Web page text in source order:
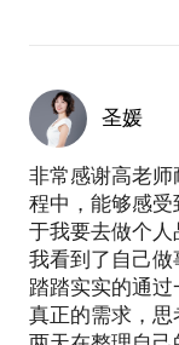
《如何不花一
精神》 、《日
究》 、《日本
种可能》
【去过一些地方
走过全球50多
场，也住过
圣媛
非常感谢高老
程中，能够感
于我要去做个
我看到了自己
踏踏实实的通
真正的需求，